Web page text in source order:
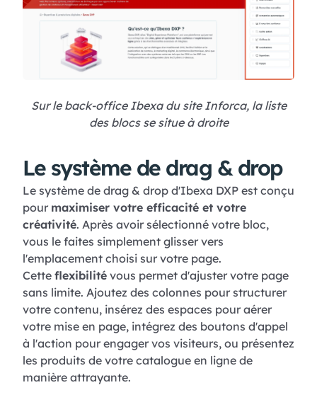
Sur le back-office Ibexa du site Inforca, la liste
des blocs se situe à droite
Le système de drag & drop
Le système de drag & drop d'Ibexa DXP est conçu
pour maximiser votre efficacité et votre
créativité. Après avoir sélectionné votre bloc,
vous le faites simplement glisser vers
l'emplacement choisi sur votre page.
Cette flexibilité vous permet d'ajuster votre page
sans limite. Ajoutez des colonnes pour structurer
votre contenu, insérez des espaces pour aérer
votre mise en page, intégrez des boutons d'appel
à l'action pour engager vos visiteurs, ou présentez
les produits de votre catalogue en ligne de
manière attrayante.